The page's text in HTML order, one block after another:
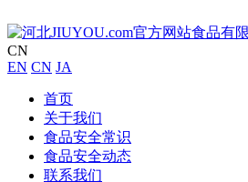
CN
EN CN JA
首页
关于我们
食品安全常识
食品安全动态
联系我们